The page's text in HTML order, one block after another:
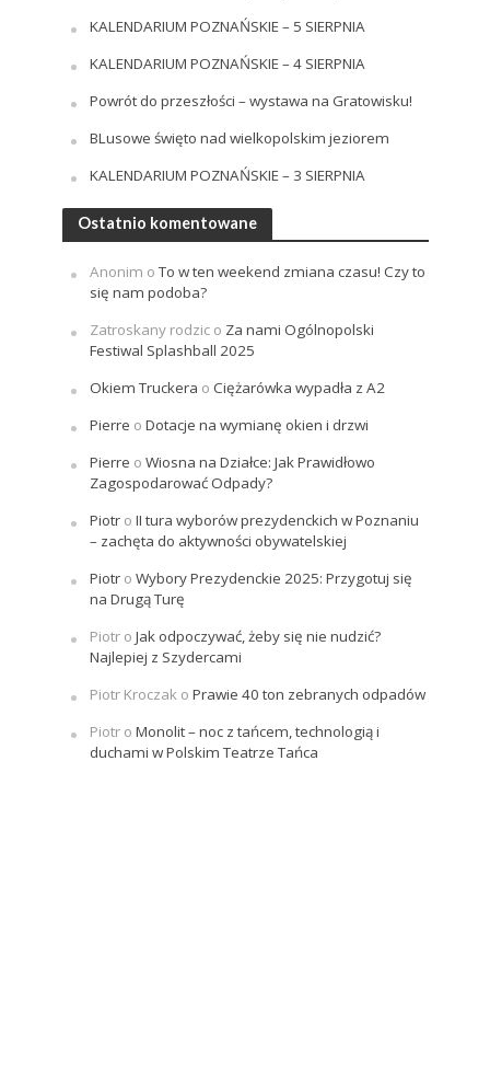
KALENDARIUM POZNAŃSKIE – 5 SIERPNIA
KALENDARIUM POZNAŃSKIE – 4 SIERPNIA
Powrót do przeszłości – wystawa na Gratowisku!
BLusowe święto nad wielkopolskim jeziorem
KALENDARIUM POZNAŃSKIE – 3 SIERPNIA
Ostatnio komentowane
Anonim oTo w ten weekend zmiana czasu! Czy to
się nam podoba?
Zatroskany rodzico Za nami Ogólnopolski
Festiwal Splashball 2025
Okiem Truckera o Ciężarówka wypadła z A2
Pierre o Dotacje na wymianę okien i drzwi
Pierre o Wiosna na Działce: Jak Prawidłowo
Zagospodarować Odpady?
Piotro II tura wyborów prezydenckich w Poznaniu
– zachęta do aktywności obywatelskiej
Piotro Wybory Prezydenckie 2025: Przygotuj się
na Drugą Turę
Piotro Jak odpoczywać, żeby się nie nudzić?
Najlepiej z Szydercami
Piotr Kroczak o Prawie 40 ton zebranych odpadów
Piotro Monolit – noc z tańcem, technologią i
duchami w Polskim Teatrze Tańca